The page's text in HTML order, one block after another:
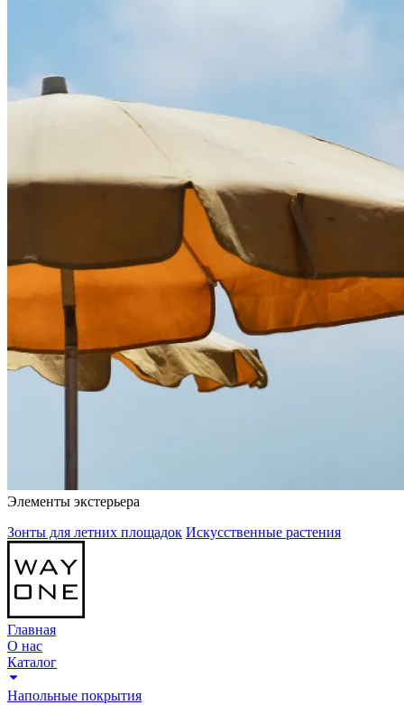
Элементы экстерьера
Зонты для летних площадок Искусственные растения
Главная
О нас
Каталог
Напольные покрытия